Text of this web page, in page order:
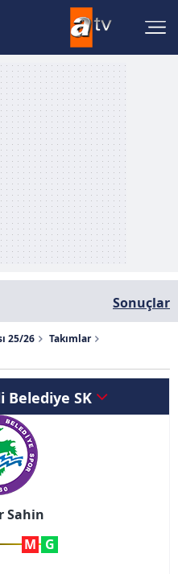
Sonuçlar
25/26
Takımlar
Belediye SK
Sahin
M G